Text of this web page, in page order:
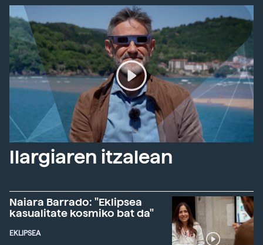
Ilargiaren itzalean
Naiara Barrado: "Eklipsea
kasualitate kosmiko bat da"
EKLIPSEA